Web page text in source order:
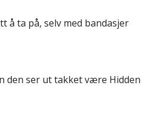
å ta på, selv med bandasjer
den ser ut takket være Hidden